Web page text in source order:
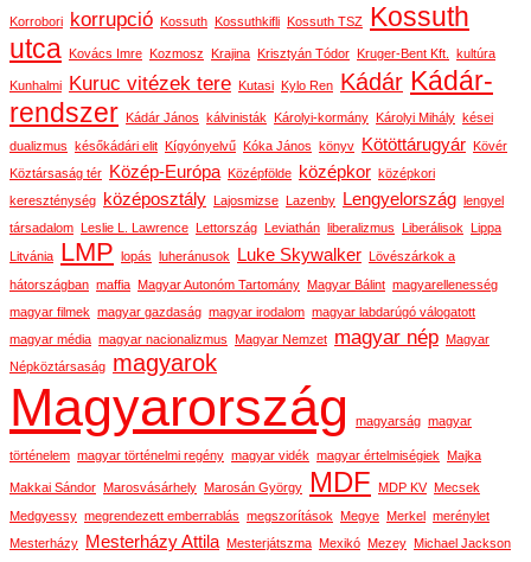
Korrobori korrupció Kossuth Kossuthkifli Kossuth TSZ Kossuth
utca
Kovács Imre Kozmosz Krajina Krisztyán Tódor Kruger-Bent Kft. kultúra
Kunhalmi Kuruc vitézek tere Kutasi Kylo Ren Kádár Kádár-
rendszer
Kádár János kálvinisták Károlyi-kormány Károlyi Mihály kései
dualizmus
későkádári elit Kígyónyelvű Kóka János könyv Kötöttárugyár
Kövér
Köztársaság tér
Közép-Európa Középfölde középkor középkori
kereszténység
középosztály Lajosmizse Lazenby Lengyelország
lengyel
társadalom
Leslie L. Lawrence Lettország Leviathán liberalizmus Liberálisok
Lippa
Litvánia LMP lopás luheránusok Luke Skywalker
Lövészárkok a
hátországban maffia Magyar Autonóm Tartomány Magyar Bálint magyarellenesség
magyar filmek magyar gazdaság magyar irodalom magyar labdarúgó válogatott
magyar média magyar nacionalizmus Magyar Nemzet magyar nép Magyar
Népköztársaság magyarok
Magyarország magyarság magyar
történelem magyar történelmi regény magyar vidék magyar értelmiségiek Majka
Makkai Sándor Marosvásárhely Marosán György MDF MDP KV Mecsek
Medgyessy megrendezett emberrablás megszorítások Megye Merkel
merénylet
Mesterházy
Mesterházy Attila Mesterjátszma Mexikó Mezey Michael Jackson